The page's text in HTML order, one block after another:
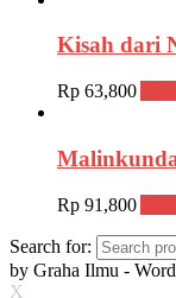
Kisah dari
Rp 63,800
Rp 91,800
Search for:
by Graha Ilmu -
X